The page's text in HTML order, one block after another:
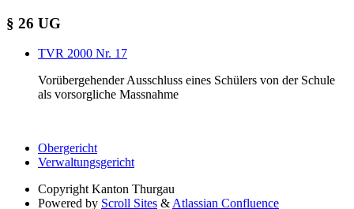
§ 26 UG
TVR 2000 Nr. 17
Vorübergehender Ausschluss eines Schülers von der Schule
als vorsorgliche Massnahme
Obergericht
Verwaltungsgericht
Copyright Kanton Thurgau
Powered by Scroll Sites &Atlassian Confluence